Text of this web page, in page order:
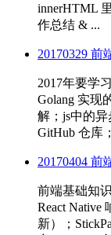
innerHTML
作总结 & ...
20170329 前
2017年要学
Golang 实现
解；js中的
GitHub 仓库
20170404 前
前端基础知
React Native
新）；